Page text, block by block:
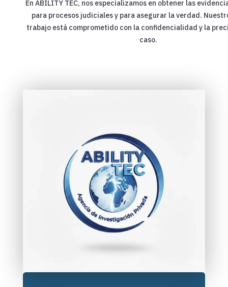
En ABILITY TEC, nos especializamos en obtener las
para procesos judiciales y para asegurar la verdad.
trabajo está comprometido con la confidencialidad y la
caso.